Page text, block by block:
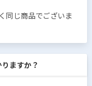
同じ商品でございま
ますか？